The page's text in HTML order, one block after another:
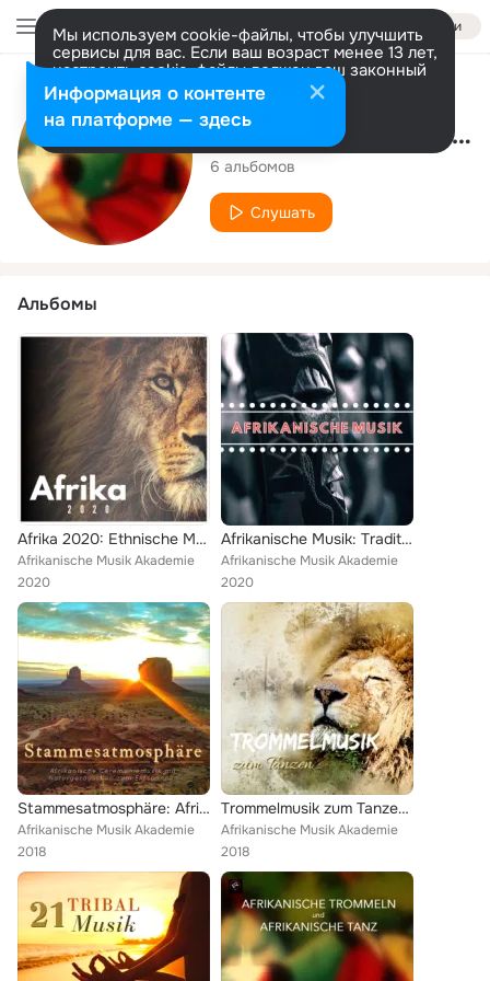
Войти
Мы используем cookie-файлы, чтобы улучшить
сервисы для вас. Если ваш возраст менее 13 лет,
настроить cookie-файлы должен ваш законный
представитель. Больше информации
Разрешить все Настроить
Исполнитель
Afrikanische Musik Akademie
6 альбомов
Слушать
Альбомы
Afrika 2020: Ethnische Musik, Schlagzeug, afrikanische Stammesmusik
Afrikanische Musik Akademie
2020
Afrikanische Musik: Traditionelle Schlagzeugmusik, Entspannende Atmosphäre
Afrikanische Musik Akademie
2020
Stammesatmosphäre: Afrikanische Ceremoniemusik mit Naturgeräuschen zum Entspannen
Afrikanische Musik Akademie
2018
Trommelmusik zum Tanzen - Afrikanische Trommelmusik Volksmusik
Afrikanische Musik Akademie
2018
Информация о контенте
на платформе — здесь